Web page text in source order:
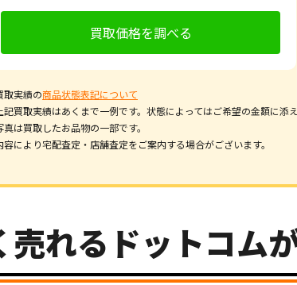
買取価格を調べる
実績の商品状態表記について
買取実績はあくまで一例です。状態によってはご希望の金額に添
は買取したお品物の一部です。
により宅配査定・店舗査定をご案内する場合がございます。
売れるドットコム